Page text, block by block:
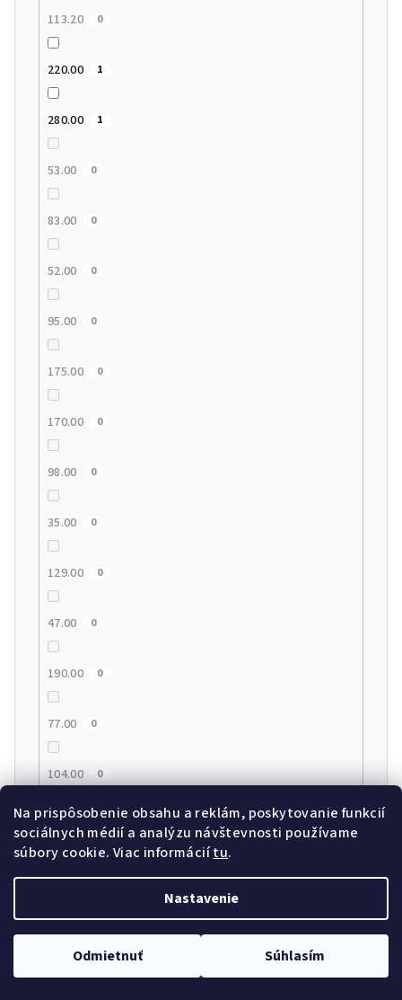
Na prispôsobenie obsahu a reklám, poskytovanie funkcií
sociálnych médií a analýzu návštevnosti používame
súbory cookie. Viac informáciítu.
Nastavenie
Odmietnuť Súhlasím
113.20 0
220.00 1
280.00 1
53.00 0
83.00 0
52.00 0
95.00 0
175.00 0
170.00 0
98.00 0
35.00 0
129.00 0
47.00 0
190.00 0
77.00 0
104.00 0
112.00
69.00 0
74.00 0
34.00 0